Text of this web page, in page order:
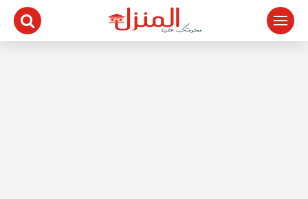
التجاوز
المحتوى